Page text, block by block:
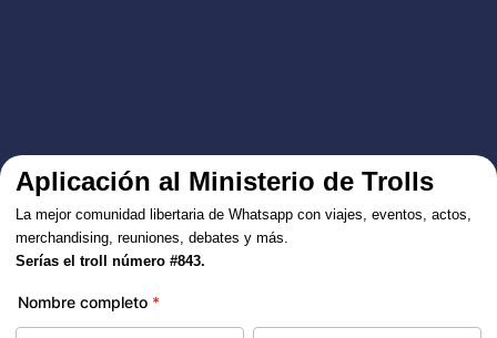
Aplicación al Ministerio de Trolls
La mejor comunidad libertaria de Whatsapp con viajes, eventos, actos,
merchandising, reuniones, debates y más.
Serías el troll número #843.
Nombre completo *